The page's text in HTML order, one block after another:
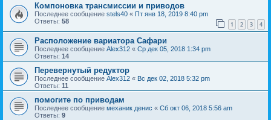
Компоновка трансмиссии и приводов
Последнее сообщение stels40 « Пт янв 18, 2019 8:40 pm
Ответы: 58 1 2 3 4
Расположение вариатора Сафари
Последнее сообщение Alex312 « Ср дек 05, 2018 1:34 pm
Ответы: 14
Перевернутый редуктор
Последнее сообщение Alex312 « Вс дек 02, 2018 5:32 pm
Ответы: 11
помогите по приводам
Последнее сообщение механик денис « Сб окт 06, 2018 5:56 am
Ответы: 9